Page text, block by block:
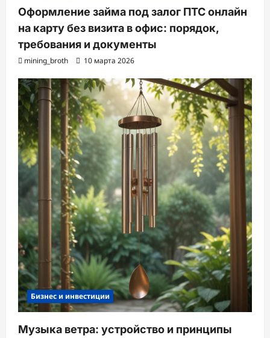
Оформление займа под залог ПТС онлайн
на карту без визита в офис: порядок,
требования и документы
mining_broth 10 марта 2026
Бизнес и инвестиции
Музыка ветра: устройство и принципы